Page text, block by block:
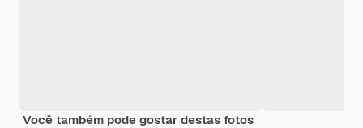
Você também pode gostar destas fotos